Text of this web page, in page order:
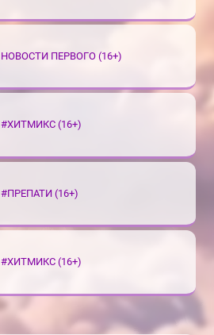
НОВОСТИ ПЕРВОГО (16+)
#ХИТМИКС (16+)
#ПРЕПАТИ (16+)
#ХИТМИКС (16+)